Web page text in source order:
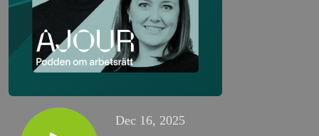
Dec 16, 2025